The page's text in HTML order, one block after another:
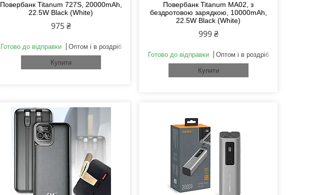
Повербанк Titanum 727S, 20000mAh,
22.5W Black (White)
975 ₴
Готово до відправки Оптом і в роздріб
Купити
Повербанк Titanum MA02, з
бездротовою зарядкою, 10000mAh,
22.5W Black (White)
999 ₴
Готово до відправки Оптом і в роздріб
Купити